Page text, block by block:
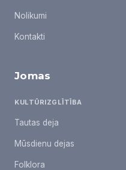
Nolikumi
Kontakti
Jomas
KULTŪRIZGLĪTĪBA
Tautas deja
Mūsdienu dejas
Folklora